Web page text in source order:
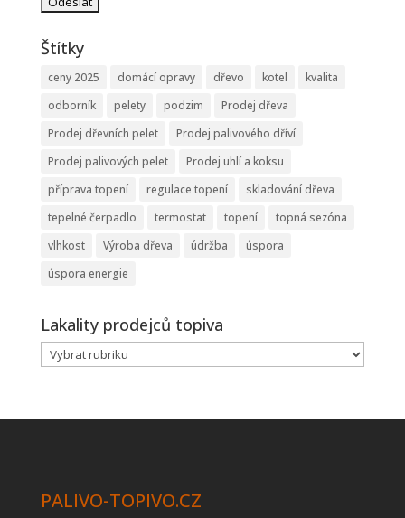
Štítky
ceny 2025 domácí opravy dřevo kotel
kvalita
odborník
pelety podzim
Prodej dřeva
Prodej dřevních pelet
Prodej palivového dříví
Prodej palivových pelet
Prodej uhlí a koksu
příprava topení
regulace topení
skladování dřeva
tepelné čerpadlo
termostat topení
topná sezóna
vlhkost
Výroba dřeva údržba
úspora
úspora energie
Lakality prodejců topiva
Lakality
prodejců
PALIVO-TOPIVO.CZ